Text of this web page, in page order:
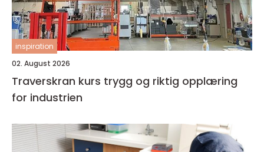
inspiration
02. August 2026
Traverskran kurs trygg og riktig opplæring
for industrien